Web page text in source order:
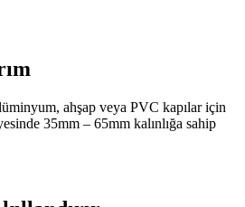
ahşap veya PVC kapılar için
35mm – 65mm kalınlığa sahip